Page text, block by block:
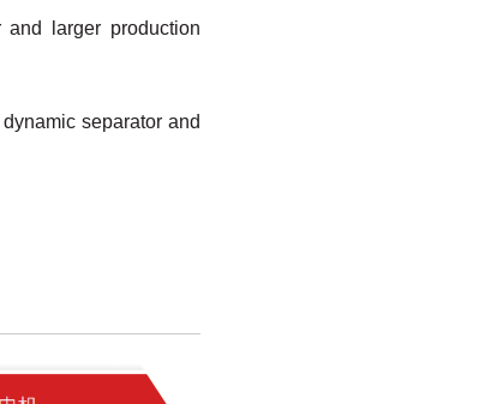
and larger production
separator and